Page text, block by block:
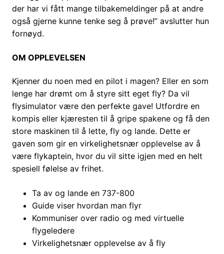
der har vi fått mange tilbakemeldinger på at andre
også gjerne kunne tenke seg å prøve!” avslutter hun
fornøyd.
OM OPPLEVELSEN
Kjenner du noen med en pilot i magen? Eller en som
lenge har drømt om å styre sitt eget fly? Da vil
flysimulator være den perfekte gave! Utfordre en
kompis eller kjæresten til å gripe spakene og få den
store maskinen til å lette, fly og lande. Dette er
gaven som gir en virkelighetsnær opplevelse av å
være flykaptein, hvor du vil sitte igjen med en helt
spesiell følelse av frihet.
Ta av og lande en 737-800
Guide viser hvordan man flyr
Kommuniser over radio og med virtuelle
flygeledere
Virkelighetsnær opplevelse av å fly